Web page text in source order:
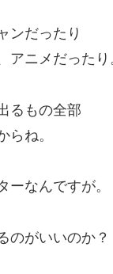
ンだったり
アニメだったり
るもの全部
らね。
ーなんですが。
のがいいのか？